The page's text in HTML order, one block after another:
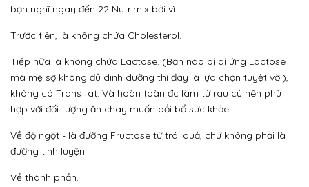
bạn nghĩ ngay đến 22 Nutrimix bởi vì:
Trước tiên, là không chứa Cholesterol.
Tiếp nữa là không chứa Lactose. (Bạn nào bị dị ứng Lactose
mà mẹ sợ không đủ dinh dưỡng thì đây là lựa chọn tuyệt vời),
không có Trans fat. Và hoàn toàn đc làm từ rau củ nên phù
hợp với đối tượng ăn chay muốn bồi bổ sức khỏe.
Về độ ngọt - là đường Fructose từ trái quả, chứ không phải là
đường tinh luyện.
Về thành phần.